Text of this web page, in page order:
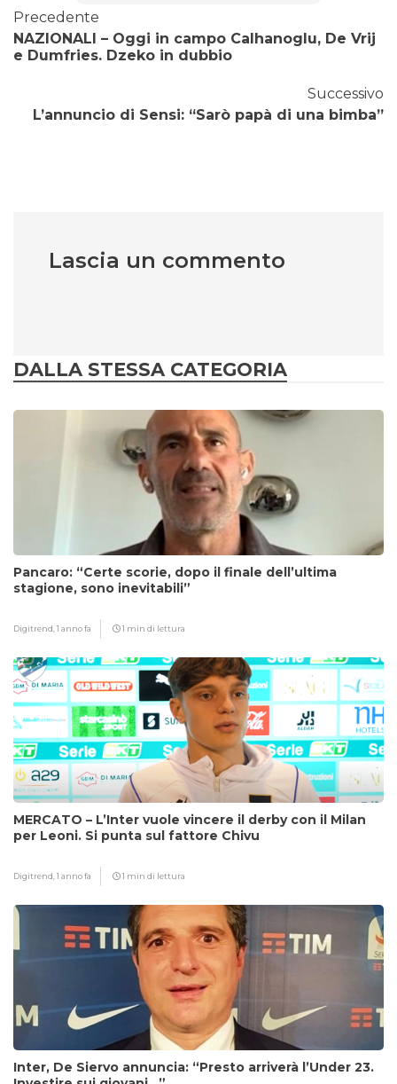
Precedente
NAZIONALI – Oggi in campo Calhanoglu, De Vrij
e Dumfries. Dzeko in dubbio
Successivo
L’annuncio di Sensi: “Sarò papà di una bimba”
Lascia un commento
DALLA STESSA CATEGORIA
Pancaro: “Certe scorie, dopo il finale dell’ultima
stagione, sono inevitabili”
Digitrend,1 anno fa 1 min di lettura
MERCATO – L’Inter vuole vincere il derby con il Milan
per Leoni. Si punta sul fattore Chivu
Digitrend,1 anno fa 1 min di lettura
Inter, De Siervo annuncia: “Presto arriverà l’Under 23.